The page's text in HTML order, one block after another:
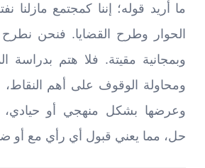
ما أريد قوله؛ إننا كمجتمع مازلنا
الحوار وطرح القضايا. فنحن نطرح
وبمجانية مقيتة. فلا هتم بدراسة
ومحاولة الوقوف على أهم النقاط،
وعرضها بشكل منهجي أو حيادي،
حل، مما يعني قبول أي رأي مع أو